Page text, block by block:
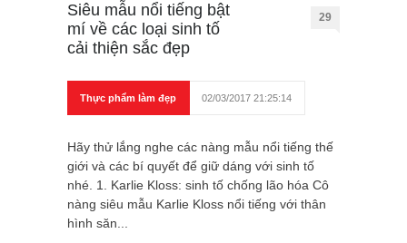
Siêu mẫu nổi tiếng bật
mí về các loại sinh tố
cải thiện sắc đẹp
29
Thực phẩm làm đẹp 02/03/2017 21:25:14
Hãy thử lắng nghe các nàng mẫu nổi tiếng thế
giới và các bí quyết để giữ dáng với sinh tố
nhé. 1. Karlie Kloss: sinh tố chống lão hóa Cô
nàng siêu mẫu Karlie Kloss nổi tiếng với thân
hình săn...